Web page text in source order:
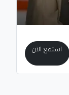
استمع الآن